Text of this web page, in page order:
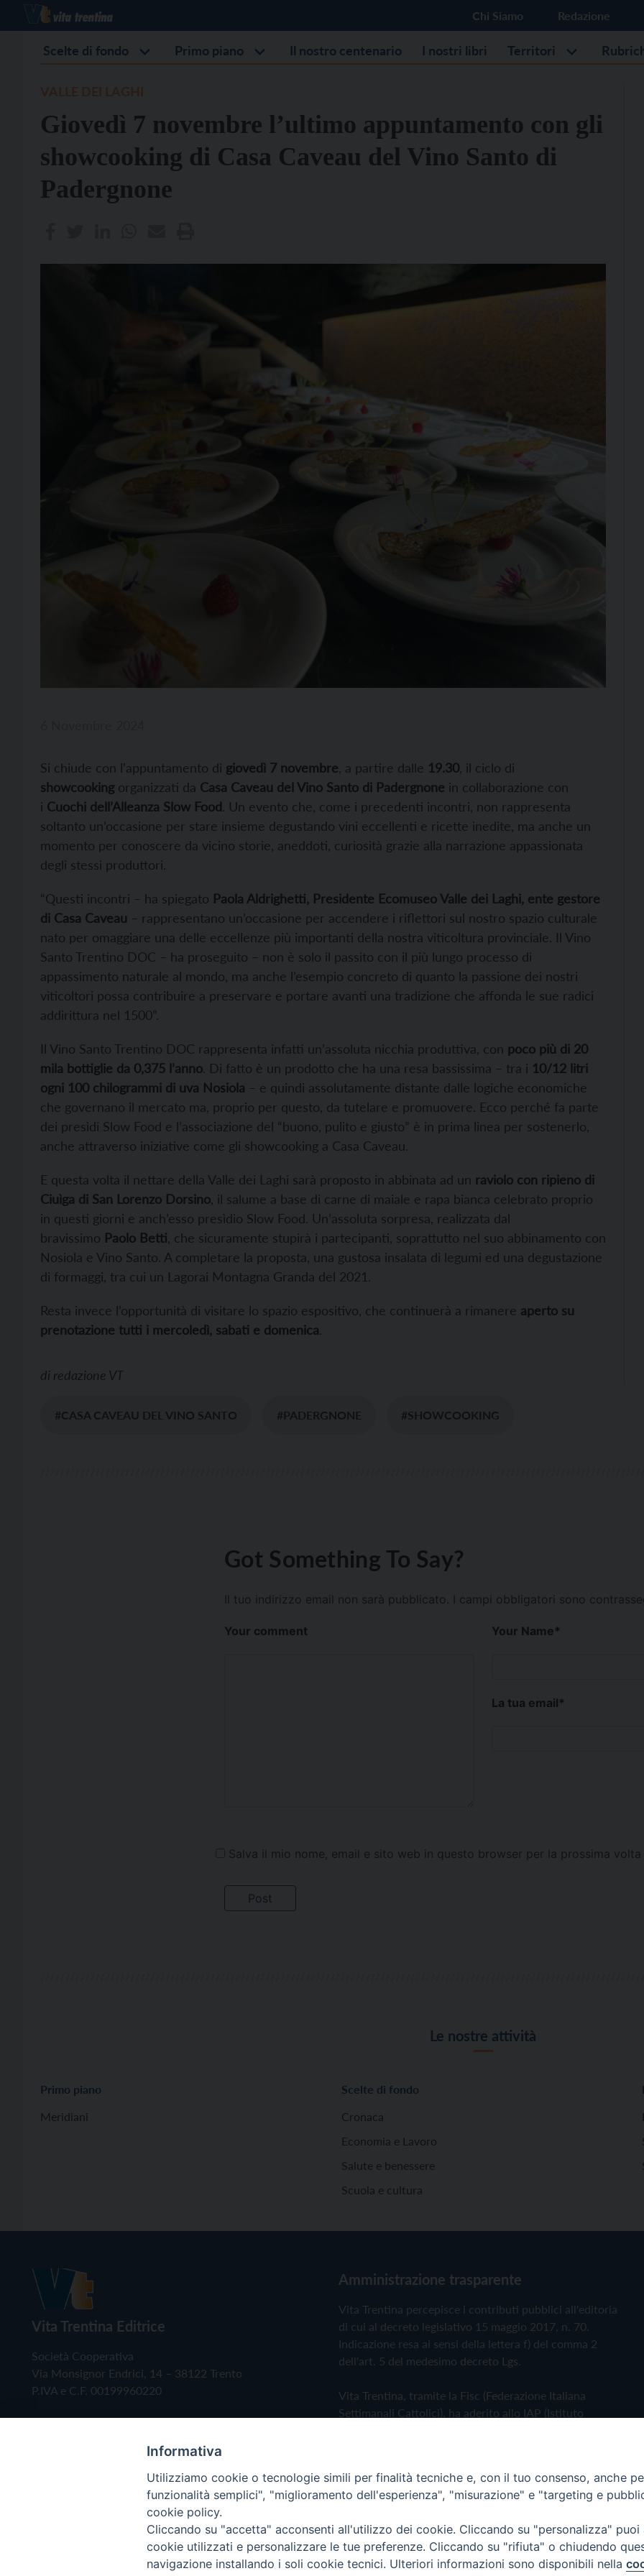
Chi Siamo Redazione
Scelte di fondo Primo piano Il nostro centenario I nostri libri Territori
Giovedì 7 novembre l’ultimo appuntamento con gli
showcooking di Casa Caveau del Vino Santo di
Padergnone
Si chiude con l’appuntamento di giovedì 7 novembre, a partire dalle 19.30, il ciclo di
showcooking organizzati da Casa Caveau del Vino Santo di Padergnone in collaborazione con
i Cuochi dell’Alleanza Slow Food. Un evento che, come i precedenti incontri, non rappresenta
soltanto un’occasione per stare insieme degustando vini eccellenti e ricette inedite, ma anche un
momento per conoscere da vicino storie, aneddoti, curiosità grazie alla narrazione appassionata
degli stessi produttori.
“Questi incontri – ha spiegato Paola Aldrighetti, Presidente Ecomuseo Valle dei Laghi, ente gestore
di Casa Caveau – rappresentano un’occasione per accendere i riflettori sul nostro spazio culturale
nato per omaggiare una delle eccellenze più importanti della nostra viticoltura provinciale. Il Vino
Santo Trentino DOC – ha proseguito – non è solo il passito con il più lungo processo di
appassimento naturale al mondo, ma anche l’esempio concreto di quanto la passione dei nostri
viticoltori possa contribuire a preservare e portare avanti una tradizione che affonda le sue radici
addirittura nel 1500”.
Il Vino Santo Trentino DOC rappresenta infatti un’assoluta nicchia produttiva, con poco più di 20
mila bottiglie da 0,375 l’anno. Di fatto è un prodotto che ha una resa bassissima – tra i 10/12 litri
ogni 100 chilogrammi di uva Nosiola – e quindi assolutamente distante dalle logiche economiche
che governano il mercato ma, proprio per questo, da tutelare e promuovere. Ecco perché fa parte
dei presìdi Slow Food e l’associazione del “buono, pulito e giusto” è in prima linea per sostenerlo,
anche attraverso iniziative come gli showcooking a Casa Caveau.
E questa volta il nettare della Valle dei Laghi sarà proposto in abbinata ad un raviolo con ripieno di
Ciuìga di San Lorenzo Dorsino, il salume a base di carne di maiale e rapa bianca celebrato proprio
in questi giorni e anch’esso presìdio Slow Food. Un’assoluta sorpresa, realizzata dal
bravissimo Paolo Betti, che sicuramente stupirà i partecipanti, soprattutto nel suo abbinamento con
Nosiola e Vino Santo. A completare la proposta, una gustosa insalata di legumi ed una degustazione
di formaggi, tra cui un Lagorai Montagna Granda del 2021.
Resta invece l’opportunità di visitare lo spazio espositivo, che continuerà a rimanere aperto su
prenotazione tutti i mercoledì, sabati e domenica.
di redazione VT
#CASA CAVEAU DEL VINO SANTO #PADERGNONE #SHOWCOOKING
Got Something To Say?
Il tuo indirizzo email non sarà pubblicato. I campi obbligatori sono
Your comment Your Name*
La tua email*
Salva il mio nome, email e sito web in questo browser per la prossima
Le nostre attività
Primo piano
Meridiani
Scelte di fondo
Cronaca
Economia e Lavoro
Salute e benessere
Scuola e cultura
Vita Trentina Editrice
Società Cooperativa
Via Monsignor Endrici, 14 – 38122 Trento
P.IVA e C.F. 00199960220
Amministrazione trasparente
Vita Trentina percepisce i contributi pubblici all'editoria
di cui al decreto legislativo 15 maggio 2017, n. 70.
Indicazione resa ai sensi della lettera f) del comma 2
dell'art. 5 del medesimo decreto Lgs.
Vita Trentina, tramite la Fisc (Federazione Italiana
Settimanali Cattolici), ha aderito allo IAP (Istituto
Privacy Policy Cookie Policy
Copyright © 2019 - Tutti i diritti riservati - Vita Trentina Editrice
Informativa
Utilizziamo cookie o tecnologie simili per finalità tecniche e, con il tuo consenso, anche
funzionalità semplici", "miglioramento dell'esperienza", "misurazione" e "targeting e
cookie policy.
Cliccando su "accetta" acconsenti all'utilizzo dei cookie. Cliccando su "personalizza"
cookie utilizzati e personalizzare le tue preferenze. Cliccando su "rifiuta" o chiudendo
navigazione installando i soli cookie tecnici. Ulteriori informazioni sono disponibili nella